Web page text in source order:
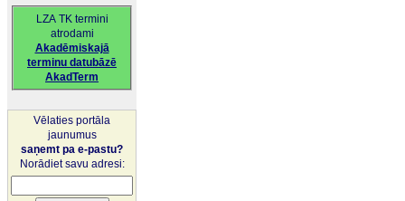
LZA TK termini
atrodami
Akadēmiskajā
terminu datubāzē
AkadTerm
Vēlaties portāla
jaunumus
saņemt pa e-pastu?
Norādiet savu adresi: